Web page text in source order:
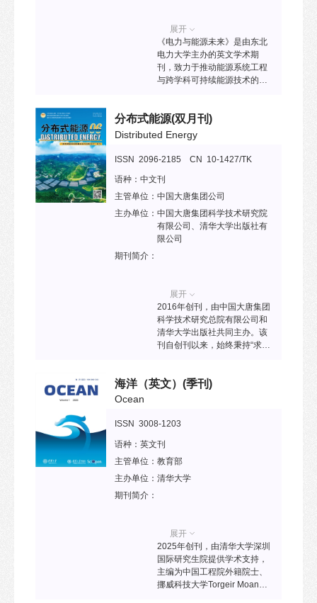
展开
《电力与能源未来》是由东北
电力大学主办的英文学术期
刊，致力于推动能源系统工程
与跨学科可持续能源技术的前
焦低碳技术、能源安全与全球
合作，为能源转型提供创新解
能源系统转型、跨学科协同、
稿件类型主要包括研究论文、
综述及观点展望。
分布式能源(双月刊)
Distributed Energy
ISSN 2096-2185 CN 10-1427/TK
语种： 中文刊
主管单位： 中国大唐集团公司
主办单位： 中国大唐集团科学技术研究院
有限公司、清华大学出版社有
限公司
期刊简介：
展开
2016年创刊，由中国大唐集团
科学技术研究总院有限公司和
清华大学出版社共同主办。该
刊自创刊以来，始终秉持“求实
源综合学科高质量学术期刊。
级；2020年，被国际知名数据
2021年，被JST日本科学技术
振兴机构数据库收录；2022
年，入选《煤炭领域高质量科
技期刊分级目录》T2级；2023
海洋（英文） (季刊)
Ocean
ISSN 3008-1203
语种： 英文刊
主管单位： 教育部
主办单位： 清华大学
期刊简介：
展开
2025年创刊，由清华大学深圳
国际研究生院提供学术支持，
主编为中国工程院外籍院士、
挪威科技大学Torgeir Moan教